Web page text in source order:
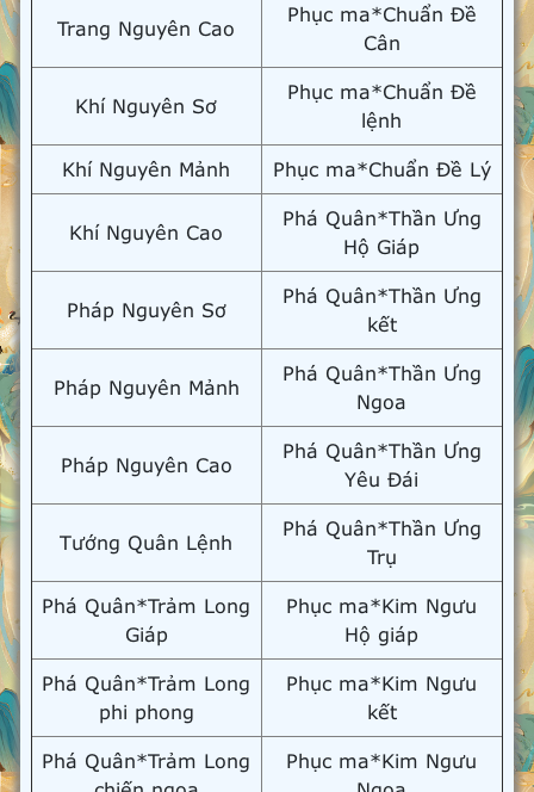
Trang Nguyên Cao
Phục ma*Chuẩn Đề
Cân
Khí Nguyên Sơ
Phục ma*Chuẩn Đề
lệnh
Khí Nguyên Mảnh Phục ma*Chuẩn Đề Lý
Khí Nguyên Cao
Phá Quân*Thần Ưng
Hộ Giáp
Pháp Nguyên Sơ
Phá Quân*Thần Ưng
kết
Pháp Nguyên Mảnh
Phá Quân*Thần Ưng
Ngoa
Pháp Nguyên Cao
Phá Quân*Thần Ưng
Yêu Đái
Tướng Quân Lệnh
Phá Quân*Thần Ưng
Trụ
Phá Quân*Trảm Long
Giáp
Phục ma*Kim Ngưu
Hộ giáp
Phá Quân*Trảm Long
phi phong
Phục ma*Kim Ngưu
kết
Phá Quân*Trảm Long
Phục ma*Kim Ngưu